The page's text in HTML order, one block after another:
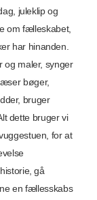
juleklip og
om fælleskabet,
har hinanden.
maler, synger
bøger,
bruger
dette bruger vi
for at
gå
en fællesskabs